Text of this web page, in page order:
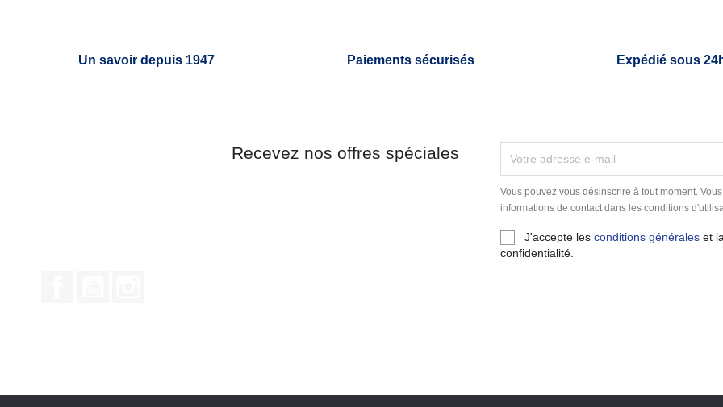
Un savoir depuis 1947 Paiements sécurisés Expédié sous
Recevez nos offres spéciales
Vous pouvez vous désinscrire à tout moment.
informations de contact dans les conditions
J'accepte lesconditions générales et
confidentialité.